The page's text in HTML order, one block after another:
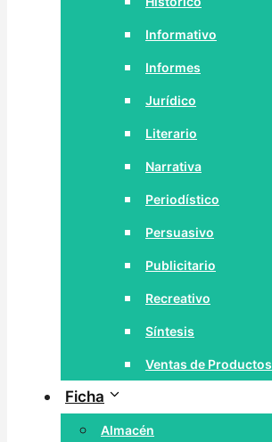
Informativo
Informes
Jurídico
Literario
Narrativa
Periodístico
Persuasivo
Publicitario
Recreativo
Síntesis
Ventas de Productos
Ficha
Almacén